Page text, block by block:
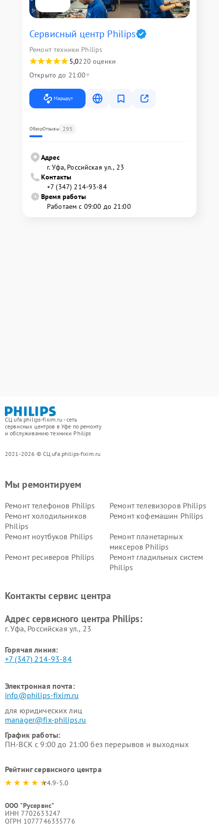
Сервисный центр Philips
Ремонт техники Philips
5,0220 оценки
Открыто до 21:00
Маршрут
ОбзорОтзывы 295
Адрес
г. Уфа, Российская ул., 23
Контакты
+7 (347) 214-93-84
Время работы
Работаем с 09:00 до 21:00
СЦ ufa.philips-fixim.ru - сеть
сервисных центров в Уфе по ремонту
и обслуживанию техники Philips
2021-2026 © СЦ ufa.philips-fixim.ru
Мы ремонтируем
Ремонт телефонов Philips
Ремонт телевизоров Philips
Ремонт холодильников
Philips
Ремонт кофемашин Philips
Ремонт ноутбуков Philips
Ремонт планетарных
миксеров Philips
Ремонт ресиверов Philips
Ремонт гладильных систем
Philips
Ремонт стиральных машин
Ремонт увлажнителей
Контакты сервис центра
Адрес сервисного центра Philips:
г. Уфа, Российская ул., 23
Горячая линия:
+7 (347) 214-93-84
Электронная почта:
info@philips-fixim.ru
для юридических лиц
manager@fix-philips.ru
График работы:
ПН-ВСК с 9:00 до 21:00 без перерывов и выходных
Рейтинг сервисного центра
4.9-5.0
ООО "Русервис"
ИНН 7702633247
ОГРН 1077746335776